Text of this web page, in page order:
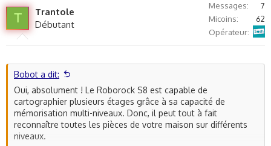
e o
e
T
Trantole
Débutant
Messages
7
Micoins
62
Opérateur
Bobot a dit:
Oui, absolument ! Le Roborock S8 est capable de
cartographier plusieurs étages grâce à sa capacité de
mémorisation multi-niveaux. Donc, il peut tout à fait
reconnaître toutes les pièces de votre maison sur différents
niveaux.